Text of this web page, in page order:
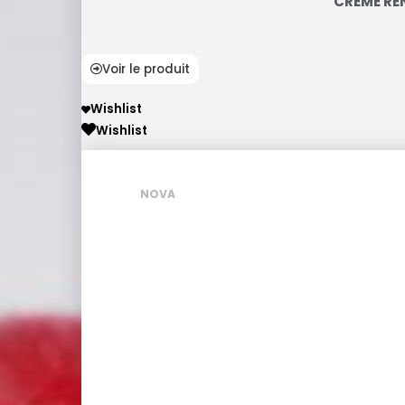
Voir le produit
Wishlist
Wishlist
NOVA